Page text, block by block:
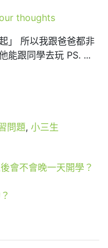
thoughts
」 所以我跟爸爸都非
能跟同學去玩 PS. ...
問題, 小三生
會不會晚一天開學？